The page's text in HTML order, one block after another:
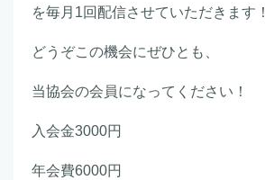
を毎月1回配信させていただきます！
どうぞこの機会にぜひとも、
当協会の会員になってください！
入会金3000円
年会費6000円